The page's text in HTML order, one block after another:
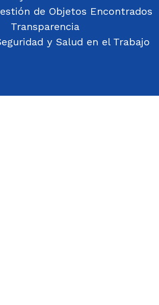
de Objetos Encontrados
Transparencia
y Salud en el Trabajo